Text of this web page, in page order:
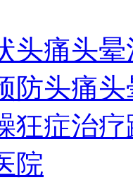
头痛头
防头痛
狂症治疗
院